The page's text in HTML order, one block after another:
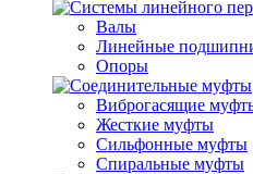
Валы
Линейные
Опоры
Виброгасящие
Жесткие муфты
Сильфонные муфты
Спиральные муфты